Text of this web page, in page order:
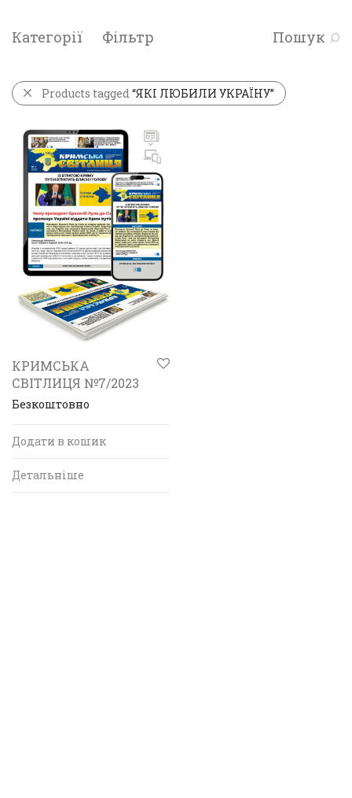
Категорії Фільтр Пошук
Products tagged“ЯКІ ЛЮБИЛИ УКРАЇНУ”
КРИМСЬКА
СВІТЛИЦЯ №7/2023
Безкоштовно
Додати в кошик
Детальніше